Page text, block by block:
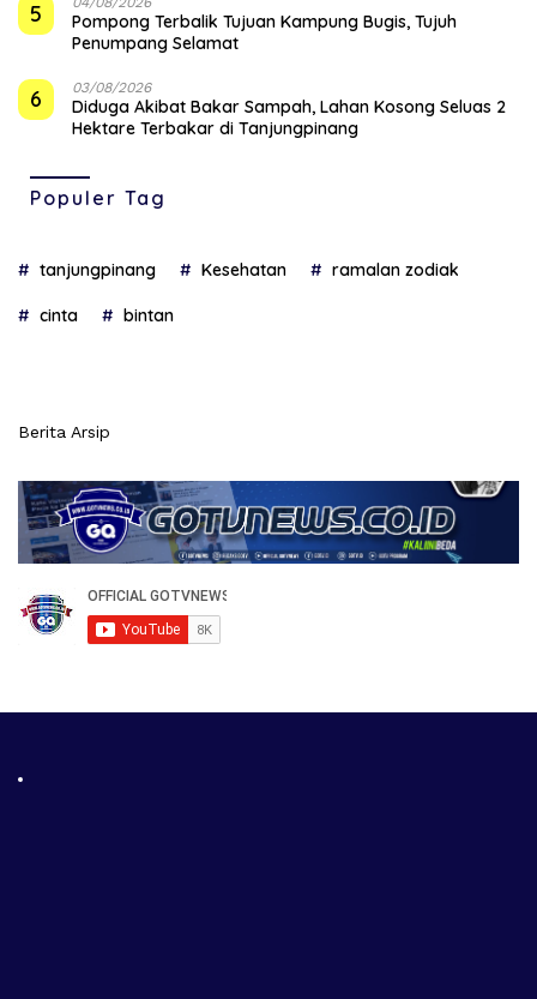
5
Pompong Terbalik Tujuan Kampung Bugis, Tujuh
Penumpang Selamat
6 03/08/2026
Diduga Akibat Bakar Sampah, Lahan Kosong Seluas 2
Hektare Terbakar di Tanjungpinang
Populer Tag
tanjungpinang Kesehatan ramalan zodiak
cinta bintan
Berita Arsip